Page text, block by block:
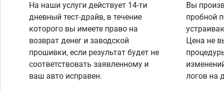
На наши услуги действует 14-ти
дневный тест-драйв, в течение
которого вы имеете право на
возврат денег и заводской
прошивки, если результат будет не
соответствовать заявленному и
ваш авто исправен.
Вы
пробной
Цена не
логов на